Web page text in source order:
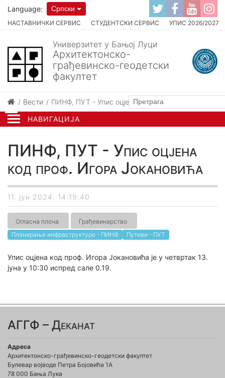
НАВИГАЦИЈА
НАСТАВНИЧКИ СЕРВИС СТУДЕНТСКИ СЕРВИС УПИС 2026/2027
Language: Српски
Универзитет у Бањој Луци
Архитектонско-
грађевинско-геодетски
факултет
Вести ПИНФ, ПУТ - Упис оцјена код проф. Игора
ПИНФ, ПУТ - Упис оцјена
код проф. Игора Јокановића
11. јун 2024. 14:19:40
Огласна плоча
Грађевинарство
Планирање инфраструктуре - ПИНФ
Путеви - ПУТ
Упис оцјена код проф. Игора Јокановића је у четвртак 13.
јуна у 10:30 испред сале 0.19.
АГГФ – Деканат
Адреса
Архитектонско-грађевинско-геодетски факултет
Булевар војводе Петра Бојовића 1A
78 000 Бања Лука